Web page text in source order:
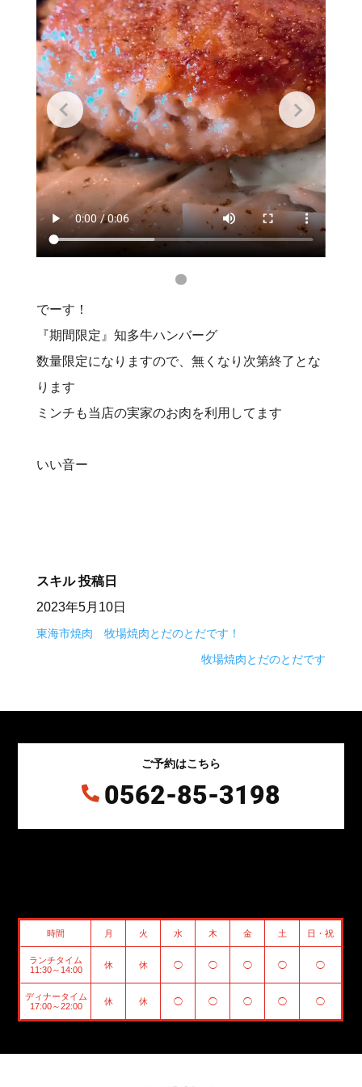
でーす！
『期間限定』知多牛ハンバーグ
数量限定になりますので、無くなり次第終了とな
ります
ミンチも当店の実家のお肉を利用してます
いい音ー
スキル 投稿日
2023年5月10日
東海市焼肉 牧場焼肉とだのとだです！
牧場焼肉とだのとだです
ご予約はこちら
 0562-85-3198
時間 月 火 水 木 金 土 日・祝
ランチタイム
11:30～14:00
休 休 ◯ ◯ ◯ ◯ ◯
ディナータイム
17:00～22:00
休 休 ◯ ◯ ◯ ◯ ◯